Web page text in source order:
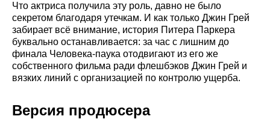
Что актриса получила эту роль, давно не было
секретом благодаря утечкам. И как только Джин Грей
забирает всё внимание, история Питера Паркера
буквально останавливается: за час с лишним до
финала Человека-паука отодвигают из его же
собственного фильма ради флешбэков Джин Грей и
вязких линий с организацией по контролю ущерба.
Версия продюсера